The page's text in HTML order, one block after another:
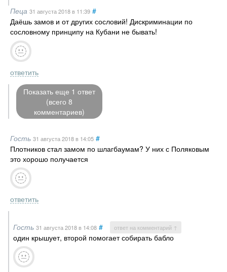
Пеца 31 августа 2018в 11:39 #
Даёшь замов и от других сословий! Дискриминации по
сословному принципу на Кубани не бывать!
ответить
Показать еще 1 ответ
(всего 8
комментариев)
Гость 31 августа 2018в 14:05 #
Плотников стал замом по шлагбаумам? У них с Поляковым
это хорошо получается
ответить
Гость 31 августа 2018в 14:08 # ответ на комментарий ↑
один крышует, второй помогает собирать бабло